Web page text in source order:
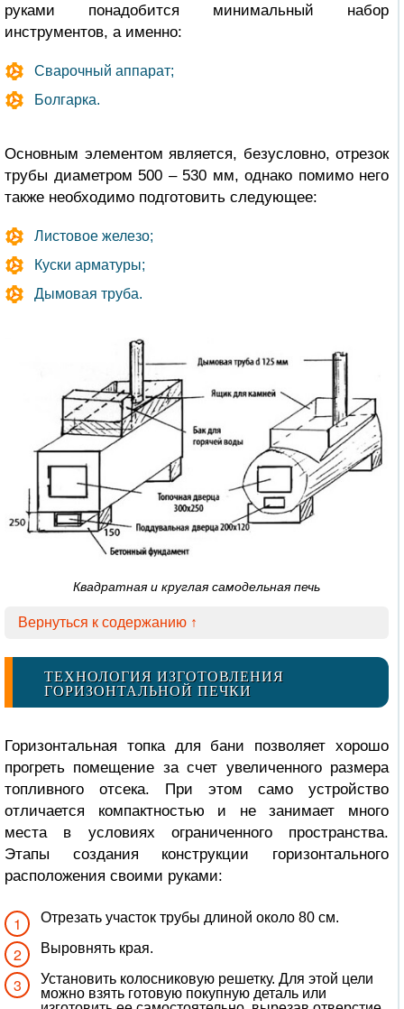
руками понадобится минимальный набор
инструментов, а именно:
Сварочный аппарат;
Болгарка.
Основным элементом является, безусловно, отрезок
трубы диаметром 500 – 530 мм, однако помимо него
также необходимо подготовить следующее:
Листовое железо;
Куски арматуры;
Дымовая труба.
Квадратная и круглая самодельная печь
Вернуться к содержанию ↑
ТЕХНОЛОГИЯ ИЗГОТОВЛЕНИЯ
ГОРИЗОНТАЛЬНОЙ ПЕЧКИ
Горизонтальная топка для бани позволяет хорошо
прогреть помещение за счет увеличенного размера
топливного отсека. При этом само устройство
отличается компактностью и не занимает много
места в условиях ограниченного пространства.
Этапы создания конструкции горизонтального
расположения своими руками:
Отрезать участок трубы длиной около 80 см.
Выровнять края.
Установить колосниковую решетку. Для этой цели
можно взять готовую покупную деталь или